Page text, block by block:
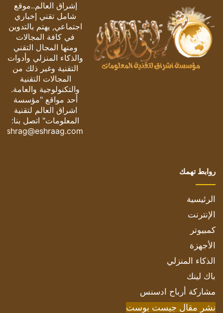
إشراق العالم..موقع
شامل تقني إخباري
اجتماعي, يهتم بالتدوين
في كافة المجالات
ومنها المجال التقني
والذكاء المنزلي وأدوات
التقنية وغير ذلك من
المجالات التقنية
والتكنولوجية والعامة.
أحد مواقع "مؤسسة
اشراق العالم لتقنية
المعلومات" اتصل بنا:
eshrag@eshraag.com
روابط تهمك
الرئيسية
الإنترنت
كمبيوتر
الأجهزة
الذكاء المنزلي
باك لينك
مشاركة أرباح ادسنس
نشر مقال جيست بوست